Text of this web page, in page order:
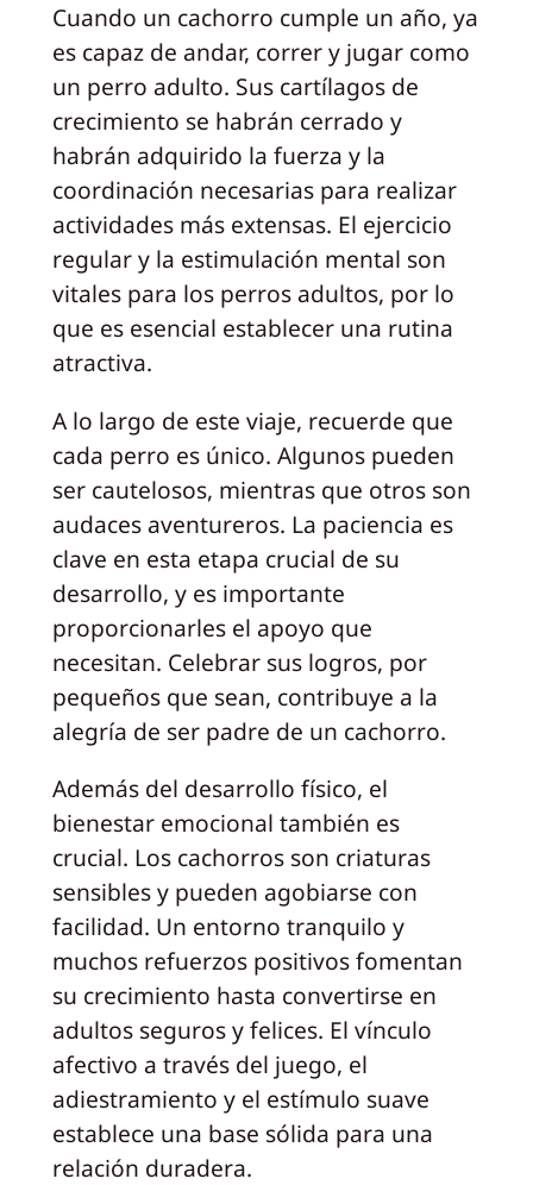
Cuando un cachorro cumple un año, ya
es capaz de andar, correr y jugar como
un perro adulto. Sus cartílagos de
crecimiento se habrán cerrado y
habrán adquirido la fuerza y la
coordinación necesarias para realizar
actividades más extensas. El ejercicio
regular y la estimulación mental son
vitales para los perros adultos, por lo
que es esencial establecer una rutina
atractiva.
A lo largo de este viaje, recuerde que
cada perro es único. Algunos pueden
ser cautelosos, mientras que otros son
audaces aventureros. La paciencia es
clave en esta etapa crucial de su
desarrollo, y es importante
proporcionarles el apoyo que
necesitan. Celebrar sus logros, por
pequeños que sean, contribuye a la
alegría de ser padre de un cachorro.
Además del desarrollo físico, el
bienestar emocional también es
crucial. Los cachorros son criaturas
sensibles y pueden agobiarse con
facilidad. Un entorno tranquilo y
muchos refuerzos positivos fomentan
su crecimiento hasta convertirse en
adultos seguros y felices. El vínculo
afectivo a través del juego, el
adiestramiento y el estímulo suave
establece una base sólida para una
relación duradera.